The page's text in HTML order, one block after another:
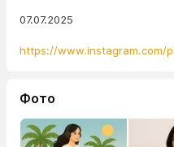
07.07.2025
https://www.instagram.com/
Фото